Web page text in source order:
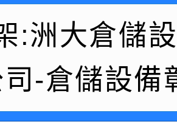
料架販售(低中
料架販售可依需
販售(平台式料
架販售
:洲大倉儲
-倉儲設備